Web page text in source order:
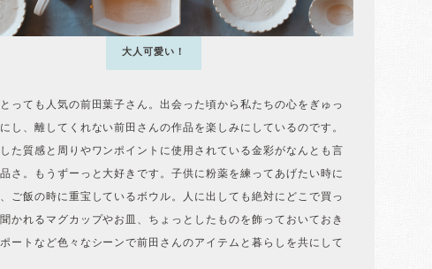
大人可愛い！
っても人気の前田葉子さん。出会った頃から私たちの心をぎゅっ
し、離してくれない前田さんの作品を楽しみにしているのです。
た質感と周りやワンポイントに使用されている金彩がなんとも言
さ。もうずーっと大好きです。子供に粉薬を練ってあげたい時に
ご飯の時に重宝しているボウル。人に出しても絶対にどこで買っ
かれるマグカップやお皿、ちょっとしたものを飾っておいておき
ートなど色々なシーンで前田さんのアイテムと暮らしを共にして